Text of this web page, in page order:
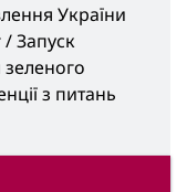
України
/ Запуск
з питань